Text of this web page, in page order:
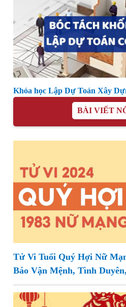
Khóa học Lập Dự Toán Xây
BÀI VIẾT
Tử Vi Tuổi Quý Hợi Nữ
Báo Vận Mệnh, Tình